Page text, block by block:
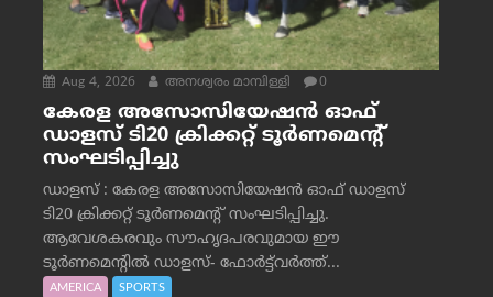
Aug 4, 2026 അനശ്വരം മാമ്പിള്ളി 0
കേരള അസോസിയേഷൻ ഓഫ്
ഡാളസ് ടി20 ക്രിക്കറ്റ് ടൂർണമെന്റ്
സംഘടിപ്പിച്ചു
ഡാളസ് : കേരള അസോസിയേഷൻ ഓഫ് ഡാളസ്
ടി20 ക്രിക്കറ്റ് ടൂർണമെന്റ് സംഘടിപ്പിച്ചു.
ആവേശകരവും സൗഹൃദപരവുമായ ഈ
ടൂർണമെന്റിൽ ഡാളസ്- ഫോർട്ട്‌വര്‍ത്ത്...
AMERICA SPORTS